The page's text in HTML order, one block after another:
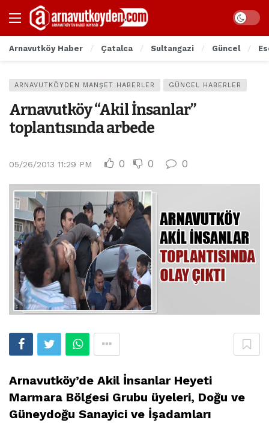
Arnavutköy Haber Çatalca Sultangazi Güncel
ARNAVUTKÖYDEN MANŞET HABERLER GÜNCEL HABERLER
Arnavutköy “Akil İnsanlar”
toplantısında arbede
05/26/2013 11:29 PM 0 0 0
Arnavutköy’de Akil İnsanlar Heyeti
Marmara Bölgesi Grubu üyeleri, Doğu ve
Güneydoğu Sanayici ve İşadamları